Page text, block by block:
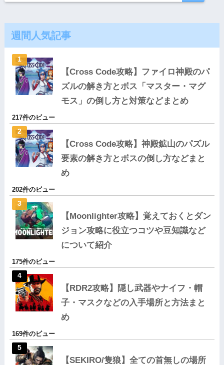
週間人気記事
【Cross Code攻略】ファイロ神殿のパ
ズルの解き方とボス「マスター・マグ
モス」の倒し方と対策などまとめ
217件のビュー
【Cross Code攻略】神殿鉱山のパズル
要素の解き方とボスの倒し方などまと
め
202件のビュー
【Moonlighter攻略】覚えておくとダン
ジョン攻略に役立つコツや豆知識など
について紹介
175件のビュー
【RDR2攻略】隠し武器やナイフ・帽
子・マスクなどの入手場所と方法まと
め
169件のビュー
【SEKIRO/隻狼】全ての首無しの場所